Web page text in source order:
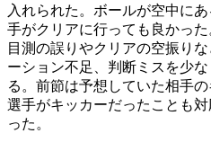
入れられた。ボールが空中に
手がクリアに行っても良かっ
目測の誤りやクリアの空振り
ーション不足、判断ミスを少
る。前節は予想していた相手
選手がキッカーだったことも
った。